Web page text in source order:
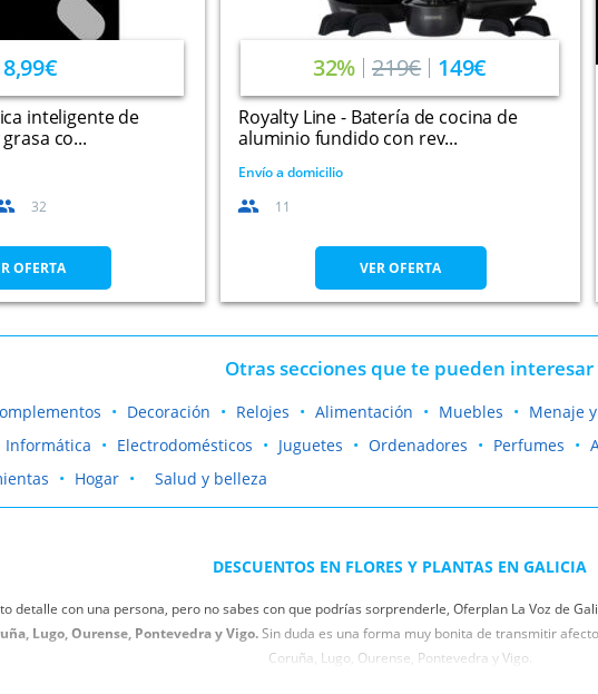
inteligente de
co...
32
OFERTA
32% 219€ 149€
Royalty Line - Batería de cocina de
aluminio fundido con rev...
Envío a domicilio
11
VER OFERTA
Otras secciones que te pueden interesar
Decoración Relojes Alimentación Muebles Menaje
Informática Electrodomésticos Juguetes Ordenadores Perfumes
Hogar Salud y belleza
DESCUENTOS EN FLORES Y PLANTAS EN GALICIA
detalle con una persona, pero no sabes con que podrías sorprenderle, Oferplan La Voz de
Lugo, Ourense, Pontevedra y Vigo.Sin duda es una forma muy bonita de transmitir
Coruña, Lugo, Ourense, Pontevedra y Vigo.